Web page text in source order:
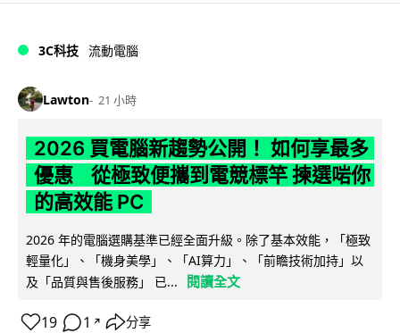
3C科技 流動電腦
Lawton 21 小時
2026 買電腦新趨勢公開！ 如何享最多
優惠 從極致便攜到電競標竿 揀選啱你
的高效能 PC
2026 年的電腦選購基準已經全面升級。除了基本效能，「極致
輕量化」、「機身美學」、「AI算力」、「前瞻技術加持」以
及「品質與售後服務」 已...
閱讀全文
19 1 ↗ 分享